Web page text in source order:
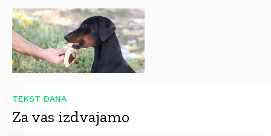
TEKST DANA
Za vas izdvajamo